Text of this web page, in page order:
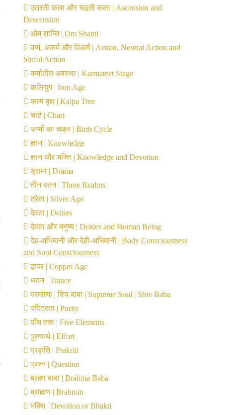
उतरती कला और चढ़ती कला | Ascension and
Descension
ओम् शान्ति | Om Shanti
कर्म, अकर्म और विकर्म | Action, Neutral Action and
Sinful Action
कर्मातीत अवस्था | Karmateet Stage
कलियुग | Iron Age
कल्प वृक्ष | Kalpa Tree
चार्ट | Chart
जन्मों का चक्र | Birth Cycle
ज्ञान | Knowledge
ज्ञान और भक्ति | Knowledge and Devotion
ड्रामा | Drama
तीन वतन | Three Realms
त्रेता | Silver Age
देवता | Deities
देवता और मनुष्य | Deities and Human Being
देह-अभिमानी और देही-अभिमानी | Body Consciousness
and Soul Consciousness
द्वापर | Copper Age
ध्यान | Trance
परमात्मा | शिव बाबा | Supreme Soul | Shiv Baba
पवित्रता | Purity
पाँच तत्व | Five Elements
पुरुषार्थ | Effort
प्रकृति | Prakriti
प्रश्न | Question
ब्रह्मा बाबा | Brahma Baba
ब्राह्मण | Brahmin
भक्ति | Devotion or Bhakti